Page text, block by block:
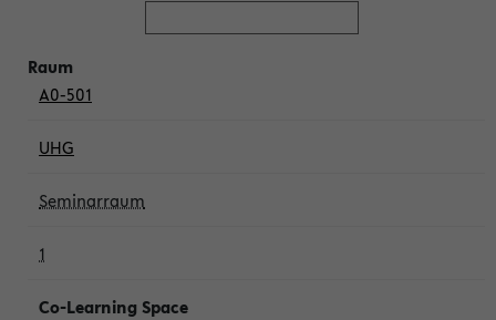
A0-501
UHG
Seminarraum
1
Co-Learning Space